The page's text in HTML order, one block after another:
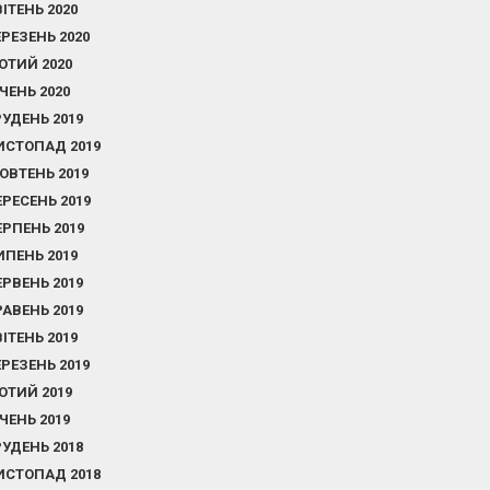
2020
2020
2020
2020
2019
2019
2019
2019
2019
2019
2019
2019
2019
2019
2019
2019
2018
2018